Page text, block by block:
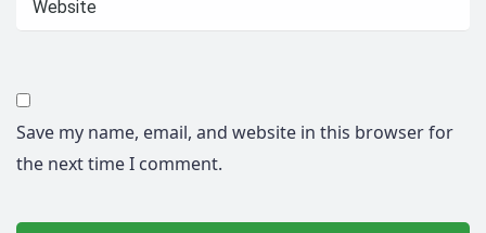
Save my name, email, and website in this browser for
the next time I comment.